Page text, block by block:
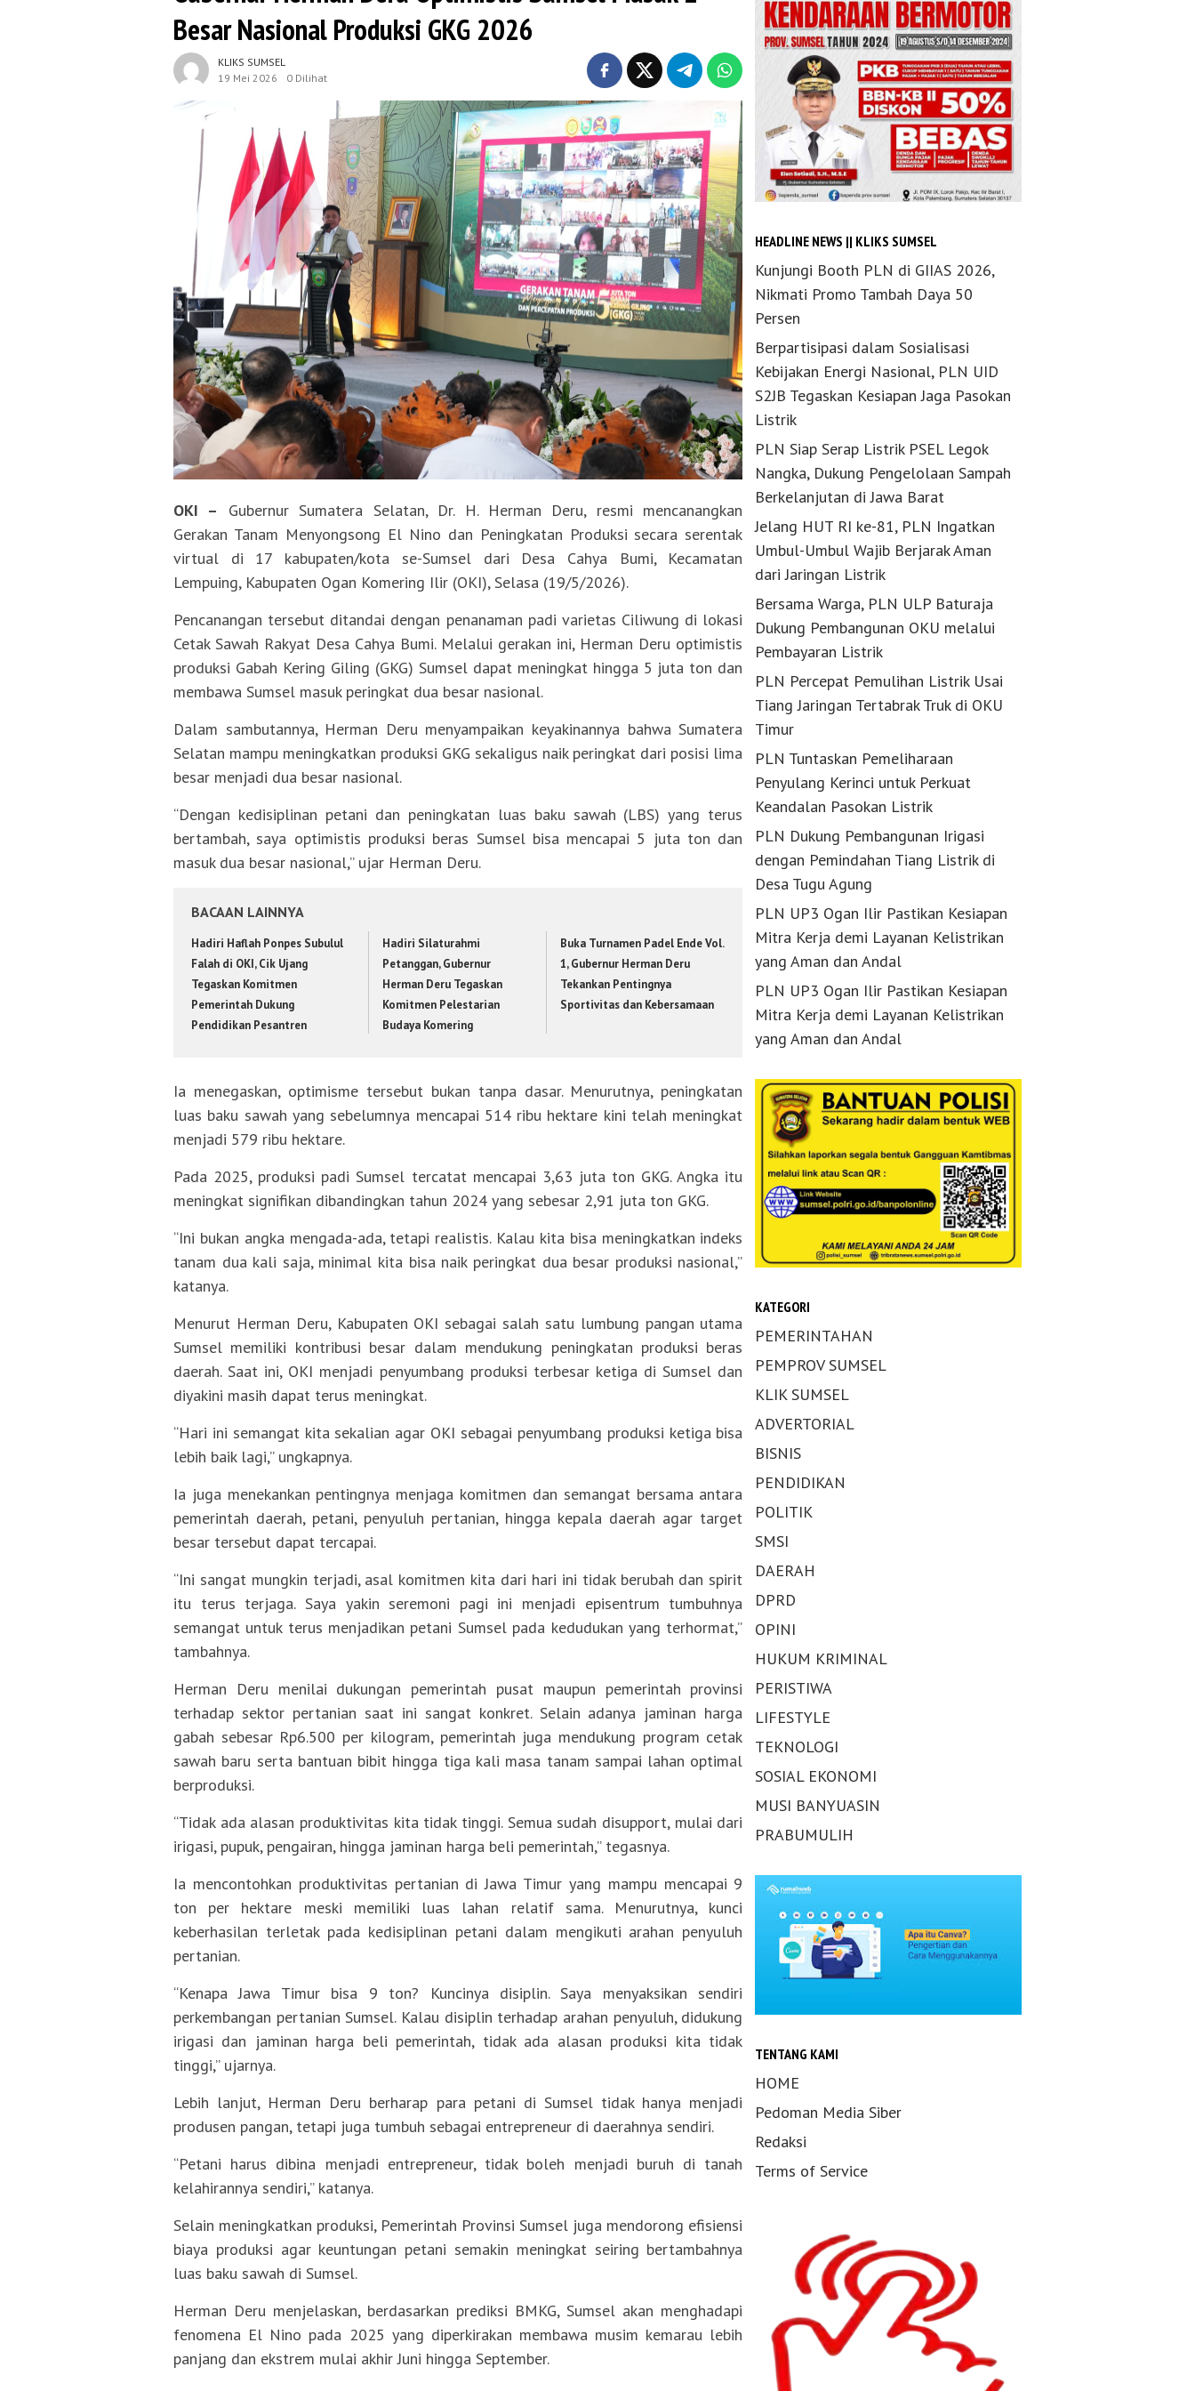
Besar Nasional Produksi GKG 2026
KLIKS SUMSEL
19 Mei 2026
0 Dilihat
OKI –
Gubernur Sumatera Selatan, Dr. H. Herman Deru, resmi mencanangkan
Gerakan Tanam Menyongsong El Nino dan Peningkatan Produksi secara serentak
virtual di 17 kabupaten/kota se-Sumsel dari Desa Cahya Bumi, Kecamatan
Lempuing, Kabupaten Ogan Komering Ilir (OKI), Selasa (19/5/2026).
Pencanangan tersebut ditandai dengan penanaman padi varietas Ciliwung di lokasi
Cetak Sawah Rakyat Desa Cahya Bumi. Melalui gerakan ini, Herman Deru optimistis
produksi Gabah Kering Giling (GKG) Sumsel dapat meningkat hingga 5 juta ton dan
membawa Sumsel masuk peringkat dua besar nasional.
Dalam sambutannya, Herman Deru menyampaikan keyakinannya bahwa Sumatera
Selatan mampu meningkatkan produksi GKG sekaligus naik peringkat dari posisi lima
besar menjadi dua besar nasional.
“Dengan kedisiplinan petani dan peningkatan luas baku sawah (LBS) yang terus
bertambah, saya optimistis produksi beras Sumsel bisa mencapai 5 juta ton dan
masuk dua besar nasional,” ujar Herman Deru.
BACAAN LAINNYA
Hadiri Haflah Ponpes Subulul
Falah di OKI, Cik Ujang
Tegaskan Komitmen
Pemerintah Dukung
Pendidikan Pesantren
Hadiri Silaturahmi
Petanggan, Gubernur
Herman Deru Tegaskan
Komitmen Pelestarian
Budaya Komering
Buka Turnamen Padel Ende Vol.
1, Gubernur Herman Deru
Tekankan Pentingnya
Sportivitas dan Kebersamaan
Ia menegaskan, optimisme tersebut bukan tanpa dasar. Menurutnya, peningkatan
luas baku sawah yang sebelumnya mencapai 514 ribu hektare kini telah meningkat
menjadi 579 ribu hektare.
Pada 2025, produksi padi Sumsel tercatat mencapai 3,63 juta ton GKG. Angka itu
meningkat signifikan dibandingkan tahun 2024 yang sebesar 2,91 juta ton GKG.
“Ini bukan angka mengada-ada, tetapi realistis. Kalau kita bisa meningkatkan indeks
tanam dua kali saja, minimal kita bisa naik peringkat dua besar produksi nasional,”
katanya.
Menurut Herman Deru, Kabupaten OKI sebagai salah satu lumbung pangan utama
Sumsel memiliki kontribusi besar dalam mendukung peningkatan produksi beras
daerah. Saat ini, OKI menjadi penyumbang produksi terbesar ketiga di Sumsel dan
diyakini masih dapat terus meningkat.
“Hari ini semangat kita sekalian agar OKI sebagai penyumbang produksi ketiga bisa
lebih baik lagi,” ungkapnya.
Ia juga menekankan pentingnya menjaga komitmen dan semangat bersama antara
pemerintah daerah, petani, penyuluh pertanian, hingga kepala daerah agar target
besar tersebut dapat tercapai.
“Ini sangat mungkin terjadi, asal komitmen kita dari hari ini tidak berubah dan spirit
itu terus terjaga. Saya yakin seremoni pagi ini menjadi episentrum tumbuhnya
semangat untuk terus menjadikan petani Sumsel pada kedudukan yang terhormat,”
tambahnya.
Herman Deru menilai dukungan pemerintah pusat maupun pemerintah provinsi
terhadap sektor pertanian saat ini sangat konkret. Selain adanya jaminan harga
gabah sebesar Rp6.500 per kilogram, pemerintah juga mendukung program cetak
sawah baru serta bantuan bibit hingga tiga kali masa tanam sampai lahan optimal
berproduksi.
“Tidak ada alasan produktivitas kita tidak tinggi. Semua sudah disupport, mulai dari
irigasi, pupuk, pengairan, hingga jaminan harga beli pemerintah,” tegasnya.
Ia mencontohkan produktivitas pertanian di Jawa Timur yang mampu mencapai 9
ton per hektare meski memiliki luas lahan relatif sama. Menurutnya, kunci
keberhasilan terletak pada kedisiplinan petani dalam mengikuti arahan penyuluh
pertanian.
“Kenapa Jawa Timur bisa 9 ton? Kuncinya disiplin. Saya menyaksikan sendiri
perkembangan pertanian Sumsel. Kalau disiplin terhadap arahan penyuluh, didukung
irigasi dan jaminan harga beli pemerintah, tidak ada alasan produksi kita tidak
tinggi,” ujarnya.
Lebih lanjut, Herman Deru berharap para petani di Sumsel tidak hanya menjadi
produsen pangan, tetapi juga tumbuh sebagai entrepreneur di daerahnya sendiri.
“Petani harus dibina menjadi entrepreneur, tidak boleh menjadi buruh di tanah
kelahirannya sendiri,” katanya.
Selain meningkatkan produksi, Pemerintah Provinsi Sumsel juga mendorong efisiensi
biaya produksi agar keuntungan petani semakin meningkat seiring bertambahnya
luas baku sawah di Sumsel.
Herman Deru menjelaskan, berdasarkan prediksi BMKG, Sumsel akan menghadapi
fenomena El Nino pada 2025 yang diperkirakan membawa musim kemarau lebih
panjang dan ekstrem mulai akhir Juni hingga September.
HEADLINE NEWS || KLIKS SUMSEL
Kunjungi Booth PLN di GIIAS 2026,
Nikmati Promo Tambah Daya 50
Persen
Berpartisipasi dalam Sosialisasi
Kebijakan Energi Nasional, PLN UID
S2JB Tegaskan Kesiapan Jaga Pasokan
Listrik
PLN Siap Serap Listrik PSEL Legok
Nangka, Dukung Pengelolaan Sampah
Berkelanjutan di Jawa Barat
Jelang HUT RI ke-81, PLN Ingatkan
Umbul-Umbul Wajib Berjarak Aman
dari Jaringan Listrik
Bersama Warga, PLN ULP Baturaja
Dukung Pembangunan OKU melalui
Pembayaran Listrik
PLN Percepat Pemulihan Listrik Usai
Tiang Jaringan Tertabrak Truk di OKU
Timur
PLN Tuntaskan Pemeliharaan
Penyulang Kerinci untuk Perkuat
Keandalan Pasokan Listrik
PLN Dukung Pembangunan Irigasi
dengan Pemindahan Tiang Listrik di
Desa Tugu Agung
PLN UP3 Ogan Ilir Pastikan Kesiapan
Mitra Kerja demi Layanan Kelistrikan
yang Aman dan Andal
PLN UP3 Ogan Ilir Pastikan Kesiapan
Mitra Kerja demi Layanan Kelistrikan
yang Aman dan Andal
KATEGORI
PEMERINTAHAN
PEMPROV SUMSEL
KLIK SUMSEL
ADVERTORIAL
BISNIS
PENDIDIKAN
POLITIK
SMSI
DAERAH
DPRD
OPINI
HUKUM KRIMINAL
PERISTIWA
LIFESTYLE
TEKNOLOGI
SOSIAL EKONOMI
MUSI BANYUASIN
PRABUMULIH
TENTANG KAMI
HOME
Pedoman Media Siber
Redaksi
Terms of Service